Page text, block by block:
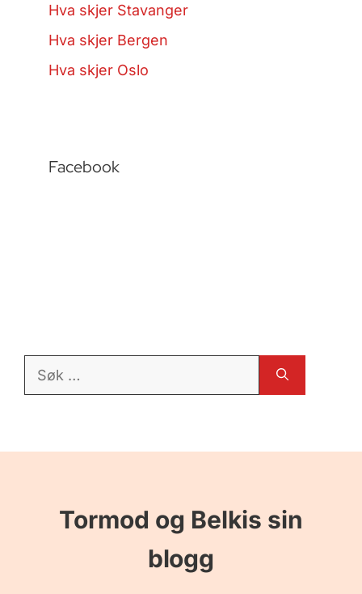
Hva skjer Stavanger
Hva skjer Bergen
Hva skjer Oslo
Facebook
Søk
Tormod og Belkis sin
blogg